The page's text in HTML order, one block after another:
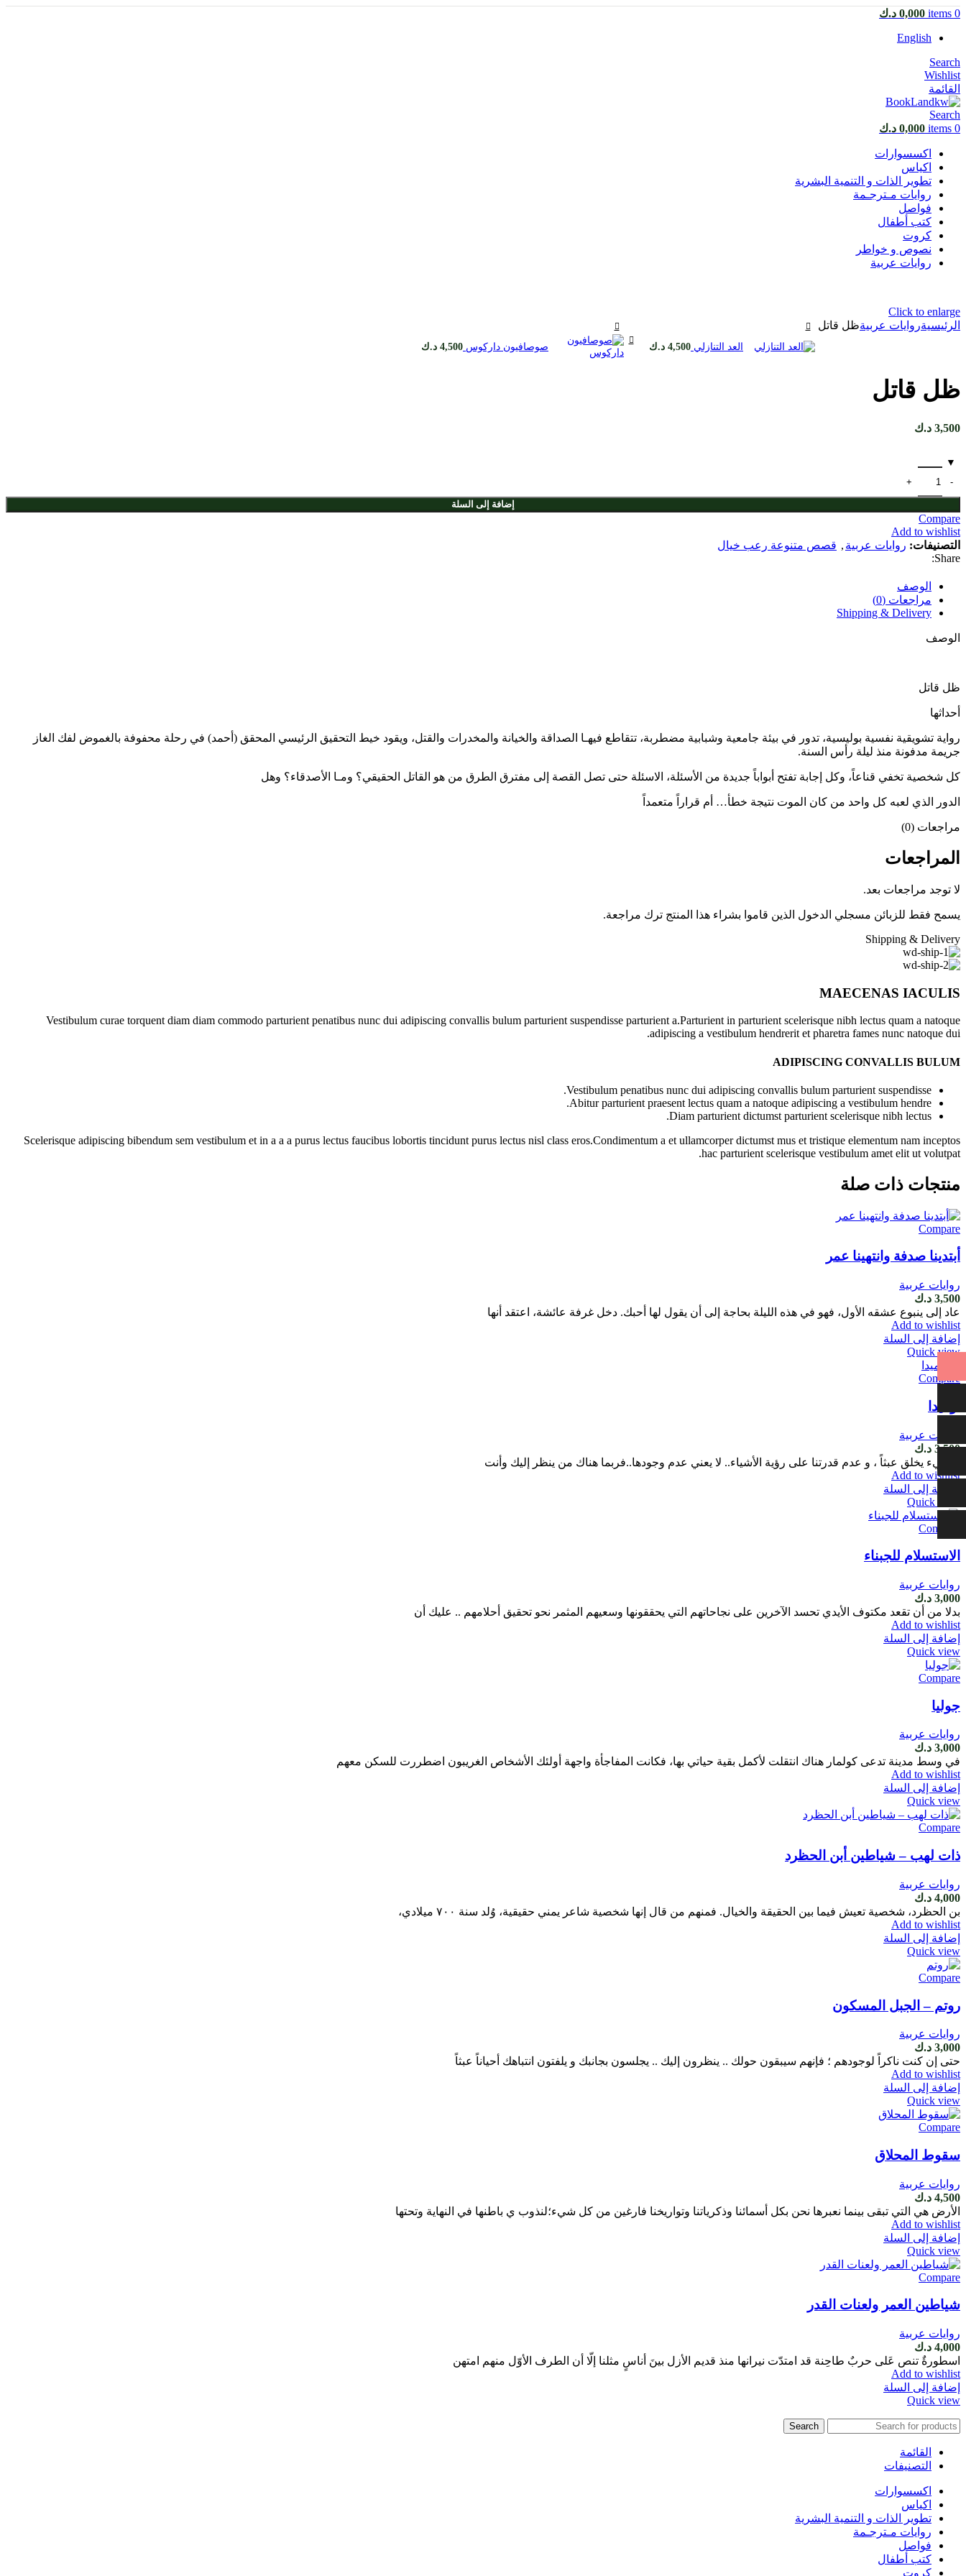
0
items
0,000 د.ك
English
Search
Wishlist
القائمة
Search
0
items
0,000 د.ك
اكسسوارات
اكياس
تطوير الذات و التنمية البشرية
روايات مـترجـمة
فواصل
كتب أطفال
كروت
نصوص و خواطر
روايات عربية
Click to enlarge
الرئيسيةروايات عربيةظل قاتل
العد التنازلي 4,500 د.ك صوصافيون داركوس 4,500 د.ك
ظل قاتل
3,500 د.ك
إضافة إلى السلة
Compare
Add to wishlist
التصنيفات: روايات عربية , قصص متنوعة رعب خيال
Share:
الوصف
مراجعات (0)
Shipping & Delivery
الوصف
ظل قاتل
أحداثها
رواية تشويقية نفسية بوليسية، تدور في بيئة جامعية وشبابية مضطربة، تتقاطع فيهـا الصداقة والخيانة والمخدرات والقتل، ويقود خيط التحقيق الرئيسي المحقق (أحمد) في رحلة محفوفة بالغموض لفك الغاز
جريمة مدفونة منذ ليلة رأس السنة.
كل شخصية تخفي قناعاً، وكل إجابة تفتح أبواباً جديدة من الأسئلة، الاسئلة حتى تصل القصة إلى مفترق الطرق من هو القاتل الحقيقي؟ ومـا الأصدقاء؟ وهل
الدور الذي لعبه كل واحد من كان الموت نتيجة خطأ… أم قراراً متعمداً
مراجعات (0)
المراجعات
لا توجد مراجعات بعد.
يسمح فقط للزبائن مسجلي الدخول الذين قاموا بشراء هذا المنتج ترك مراجعة.
Shipping & Delivery
MAECENAS IACULIS
Vestibulum curae torquent diam diam commodo parturient penatibus nunc dui adipiscing convallis bulum parturient suspendisse parturient a.Parturient in parturient scelerisque nibh lectus quam a natoque
adipiscing a vestibulum hendrerit et pharetra fames nunc natoque dui.
ADIPISCING CONVALLIS BULUM
Vestibulum penatibus nunc dui adipiscing convallis bulum parturient suspendisse.
Abitur parturient praesent lectus quam a natoque adipiscing a vestibulum hendre.
Diam parturient dictumst parturient scelerisque nibh lectus.
Scelerisque adipiscing bibendum sem vestibulum et in a a a purus lectus faucibus lobortis tincidunt purus lectus nisl class eros.Condimentum a et ullamcorper dictumst mus et tristique elementum nam inceptos
hac parturient scelerisque vestibulum amet elit ut volutpat.
منتجات ذات صلة
Compare
أبتدينا صدفة وانتهينا عمر
روايات عربية
3,500 د.ك
عاد إلى ينبوع عشقه الأول، فهو في هذه الليلة بحاجة إلى أن يقول لها أحبك. دخل غرفة عائشة، اعتقد أنها
Add to wishlist
إضافة إلى السلة
Quick view
Compare
أوميدا
روايات عربية
3,500 د.ك
لا شيء يخلق عبثاً ، و عدم قدرتنا على رؤية الأشياء.. لا يعني عدم وجودها..فربما هناك من ينظر إليك وأنت
Add to wishlist
إضافة إلى السلة
Quick view
Compare
الاستسلام للجبناء
روايات عربية
3,000 د.ك
بدلا من أن تقعد مكتوف الأيدي تحسد الآخرين على نجاحاتهم التي يحققونها وسعيهم المثمر نحو تحقيق أحلامهم .. عليك أن
Add to wishlist
إضافة إلى السلة
Quick view
Compare
جوليا
روايات عربية
3,000 د.ك
في وسط مدينة تدعى كولمار هناك انتقلت لأكمل بقية حياتي بها، فكانت المفاجأة واجهة أولئك الأشخاص الغريبون اضطررت للسكن معهم
Add to wishlist
إضافة إلى السلة
Quick view
Compare
ذات لهب – شياطين أبن الحظرد
روايات عربية
4,000 د.ك
بن الحظرد، شخصية تعيش فيما بين الحقيقة والخيال. فمنهم من قال إنها شخصية شاعر يمني حقيقية، وُلد سنة ٧٠٠ ميلادي،
Add to wishlist
إضافة إلى السلة
Quick view
Compare
روتم – الجبل المسكون
روايات عربية
3,000 د.ك
حتى إن كنت ناكراً لوجودهم ؛ فإنهم سيبقون حولك .. ينظرون إليك .. يجلسون بجانبك و يلفتون انتباهك أحياناً عبثاً
Add to wishlist
إضافة إلى السلة
Quick view
Compare
سقوط المحلاق
روايات عربية
4,500 د.ك
الأرض هي التي تبقى بينما نعبرها نحن بكل أسمائنا وذكرياتنا وتواريخنا فارغين من كل شيء؛لنذوب ي باطنها في النهاية وتحتها
Add to wishlist
إضافة إلى السلة
Quick view
Compare
شياطين العمر ولعنات القدر
روايات عربية
4,000 د.ك
اسطورةٌ تنص عَلى حربٌ طاحِنة قد امتدّت نيرانها منذ قديم الأزل بينَ أناسٍ مثلنا إلّا أن الطرف الأوّل منهم امتهن
Add to wishlist
إضافة إلى السلة
Quick view
Search
القائمة
التصنيفات
اكسسوارات
اكياس
تطوير الذات و التنمية البشرية
روايات مـترجـمة
فواصل
كتب أطفال
كروت